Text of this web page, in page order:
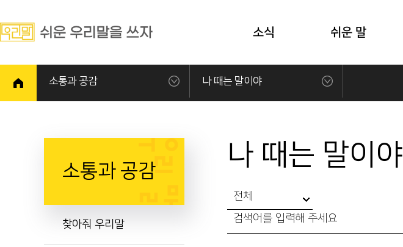
소식 쉬운 말
소통과 공감 나 때는 말이야
소통과 공감
찾아줘 우리말
나 때는 말이야
전체